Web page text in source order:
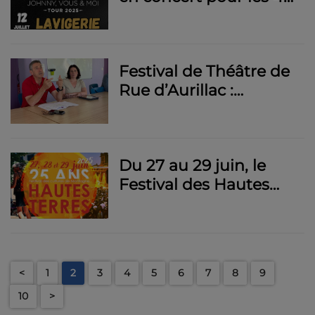
Festival de Théâtre de
Rue d’Aurillac :
Du 27 au 29 juin, le
Festival des Hautes
< 1 2 3 4 5 6 7 8
9
10
>